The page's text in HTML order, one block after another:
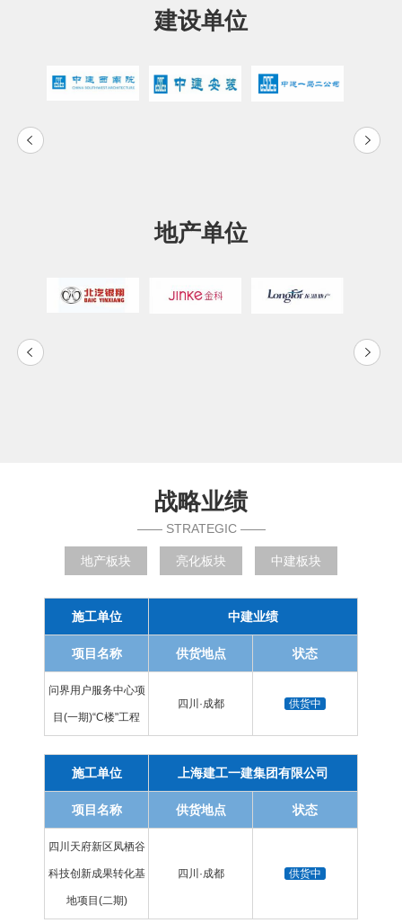
建设单位
地产单位
战略业绩
—— STRATEGIC ——
地产板块 亮化板块 中建板块
施工单位 中建业绩
项目名称 供货地点 状态
问界用户服务中心项
目(一期)“C楼"工程
四川·成都 供货中
施工单位 上海建工一建集团有限公司
项目名称 供货地点 状态
四川天府新区凤栖谷
科技创新成果转化基
地项目(二期)
四川·成都 供货中